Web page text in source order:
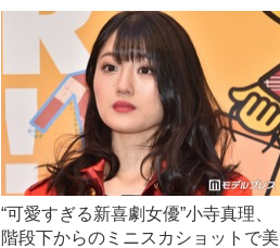
“可愛すぎる新喜劇女優”小寺真理、
階段下からのミニスカショットで美